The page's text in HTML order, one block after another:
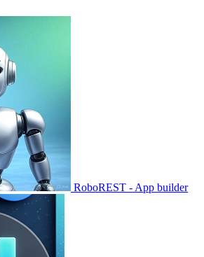
RoboREST - App builder